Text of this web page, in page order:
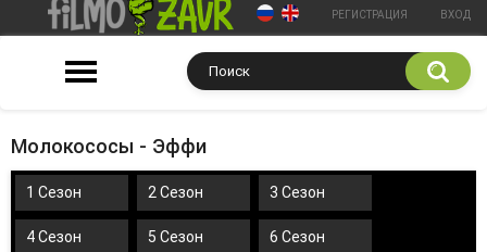
РЕГИСТРАЦИЯ ВХОД
Молокососы - Эффи
1 Сезон 2 Сезон 3 Сезон
4 Сезон 5 Сезон 6 Сезон